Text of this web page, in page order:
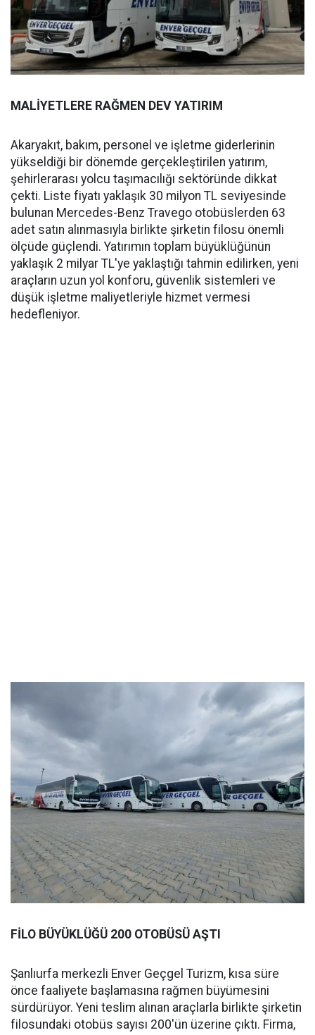
MALİYETLERE RAĞMEN DEV YATIRIM
Akaryakıt, bakım, personel ve işletme giderlerinin
yükseldiği bir dönemde gerçekleştirilen yatırım,
şehirlerarası yolcu taşımacılığı sektöründe dikkat
çekti. Liste fiyatı yaklaşık 30 milyon TL seviyesinde
bulunan Mercedes-Benz Travego otobüslerden 63
adet satın alınmasıyla birlikte şirketin filosu önemli
ölçüde güçlendi. Yatırımın toplam büyüklüğünün
yaklaşık 2 milyar TL'ye yaklaştığı tahmin edilirken, yeni
araçların uzun yol konforu, güvenlik sistemleri ve
düşük işletme maliyetleriyle hizmet vermesi
hedefleniyor.
FİLO BÜYÜKLÜĞÜ 200 OTOBÜSÜ AŞTI
Şanlıurfa merkezli Enver Geçgel Turizm, kısa süre
önce faaliyete başlamasına rağmen büyümesini
sürdürüyor. Yeni teslim alınan araçlarla birlikte şirketin
filosundaki otobüs sayısı 200'ün üzerine çıktı. Firma,